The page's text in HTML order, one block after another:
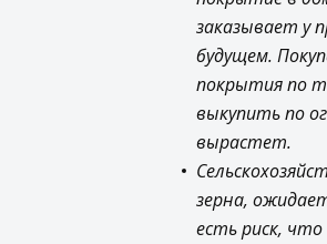
заказывает у
будущем.
покрытия по
выкупить по
вырастет.
зерна,
есть риск,